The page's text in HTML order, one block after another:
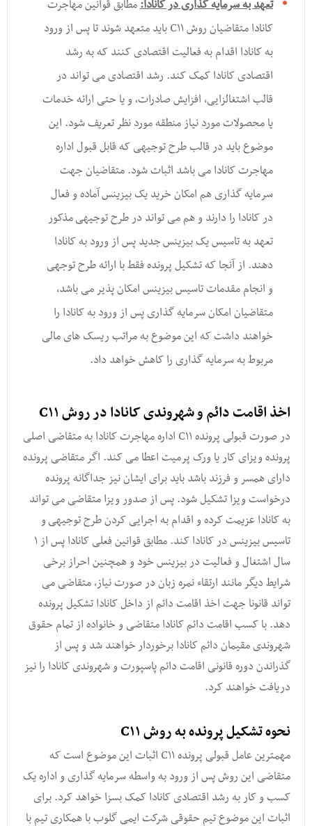
تعهد به سرمایه گذاری در کانادا:مطابق قوانین مهاجرت
کانادا متقاضیان روش C۱۱ باید متعهد شوند تا پس از ورود
به کانادا اقدام به فعالیت اقتصادی کنند که به رشد
اقتصادی کانادا کمک کند. رشد اقتصادی می تواند در
قالب اشتغالزایی, افزایش صادرات, و یا حتی ارائه خدمات
یا محصولات مورد نیاز منطقه مورد نظر تعریف شود. این
موضوع باید در قالب طرح توجیهی که قابل قبول اداره
مهاجرت کانادا می باشد اثبات شود. متقاضیان جهت
سرمایه گذاری هم امکان خرید یک بیزینس آماده و فعال
در کانادا را دارند و هم می تواند در طرح توجیهی مذکور
تعهد به تاسیس یک بیزینس جدید پس از ورود به کانادا
دهند. از آنجا که تشکیل پرونده فقط با ارائه طرح توجهی
و انجام مقدمات تاسیس بیزینس امکان پذیر می باشد,
متقاضیان امکان سرمایه گذاری پس از ورود به کانادا را
خواهند داشت که این موضوع به مراتب ریسک های مالی
مربوط به سرمایه گذاری را کاهش خواهد داد.
اخذ اقامت دائم و شهروندی کانادا در روش C۱۱
در صورت قبولی پرونده C۱۱ اداره مهاجرت کانادا به متقاضی اصلی
پرونده ویزای کار یا ورک پرمیت اعطا می کند. اگر متقاضی پرونده
دارای همسر و فرزند باشد باید برای ایشان نیز جداگانه پرونده
درخواست ویزا تشکیل شود. پس از صدور ویزا متقاضی می تواند
به کانادا عزیمت کرده و اقدام به اجرایی کردن طرح توجیهی و
تاسیس بیزینس در کانادا کند. مطابق قوانین فعلی کانادا پس از ۱
سال اشتغال و فعالیت در بیزینس خود و همچنین احراز برخی
شرایط دیگر مانند ارتقاء نمره زبان در صورت نیاز, متقاضی می
تواند قانونا جهت اخذ اقامت دائم از داخل کانادا تشکیل پرونده
دهد. با کسب اقامت دائم کانادا متقاضی و خانواده از تمام حقوق
شهروندی مقیمان دائم کانادا برخوردار خواهند شد و پس از
گذراندن دوره قانونی اقامت دائم پاسپورت و شهروندی کانادا را نیز
دریافت خواهند کرد.
نحوه تشکیل پرونده به روش C۱۱
مهمترین عامل قبولی پرونده C۱۱ اثبات این موضوع است که
متقاضی این روش پس از ورود به واسطه سرمایه گذاری و اداره یک
کسب و کار به رشد اقتصادی کانادا کمک بسزا خواهد کرد. برای
اثبات این موضوع تیم حقوقی شرکت ایمی گلوب با همکاری تیم با